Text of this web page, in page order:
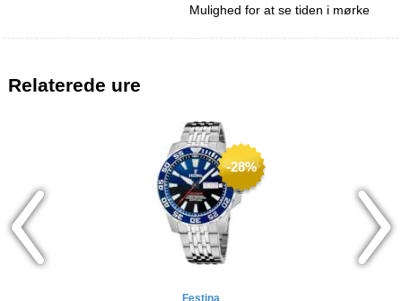
Mulighed for at se tiden i mørke
Relaterede ure
-28%
Festina